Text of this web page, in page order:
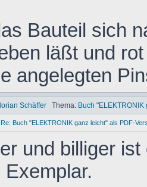
Bauteil sich
läßt und
angelegten
Schäffer Thema: Buch
Re: Buch "ELEKTRONIK ganz leicht" als PDF-
und billiger